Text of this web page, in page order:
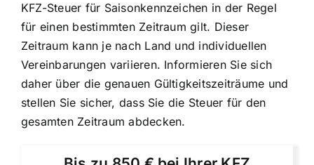
KFZ-Steuer für Saisonkennzeichen in der Regel
für einen bestimmten Zeitraum gilt. Dieser
Zeitraum kann je nach Land und individuellen
Vereinbarungen variieren. Informieren Sie sich
daher über die genauen Gültigkeitszeiträume und
stellen Sie sicher, dass Sie die Steuer für den
gesamten Zeitraum abdecken.